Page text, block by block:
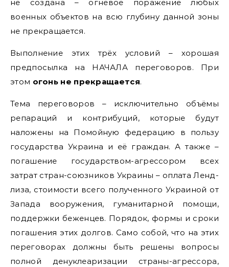
не создана – огневое поражение любых
военных объектов на всю глубину данной зоны
не прекращается.
Выполнение этих трёх условий – хорошая
предпосылка на НАЧАЛА переговоров. При
этом огонь не прекращается.
Тема переговоров – исключительно объёмы
репараций и контрибуций, которые будут
наложены на Помойную федерацию в пользу
государства Украина и её граждан. А также –
погашение государством-агрессором всех
затрат стран-союзников Украины – оплата Ленд-
лиза, стоимости всего полученного Украиной от
Запада вооружения, гуманитарной помощи,
поддержки беженцев. Порядок, формы и сроки
погашения этих долгов. Само собой, что на этих
переговорах должны быть решены вопросы
полной денуклеаризации страны-агрессора,